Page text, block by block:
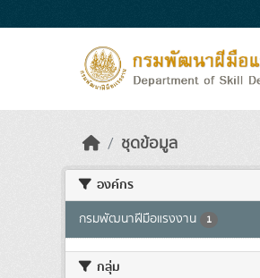
ชุดข้อมูล
องค์กร
กรมพัฒนาฝีมือแรงงาน 1
กลุ่ม